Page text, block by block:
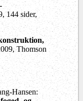
144 sider,
Thomson
Hansen: